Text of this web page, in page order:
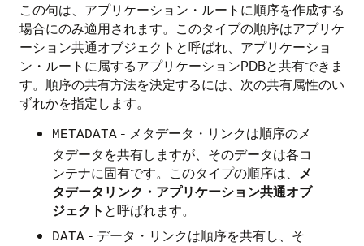
この句は、アプリケーション・ルートに順序を作成する
場合にのみ適用されます。このタイプの順序はアプリケ
ーション共通オブジェクトと呼ばれ、アプリケーショ
ン・ルートに属するアプリケーションPDBと共有できま
す。順序の共有方法を決定するには、次の共有属性のい
ずれかを指定します。
METADATA - メタデータ・リンクは順序のメ
タデータを共有しますが、そのデータは各コ
ンテナに固有です。このタイプの順序は、 メ
タデータリンク・アプリケーション共通オブ
ジェクト と呼ばれます。
DATA - データ・リンクは順序を共有し、そ